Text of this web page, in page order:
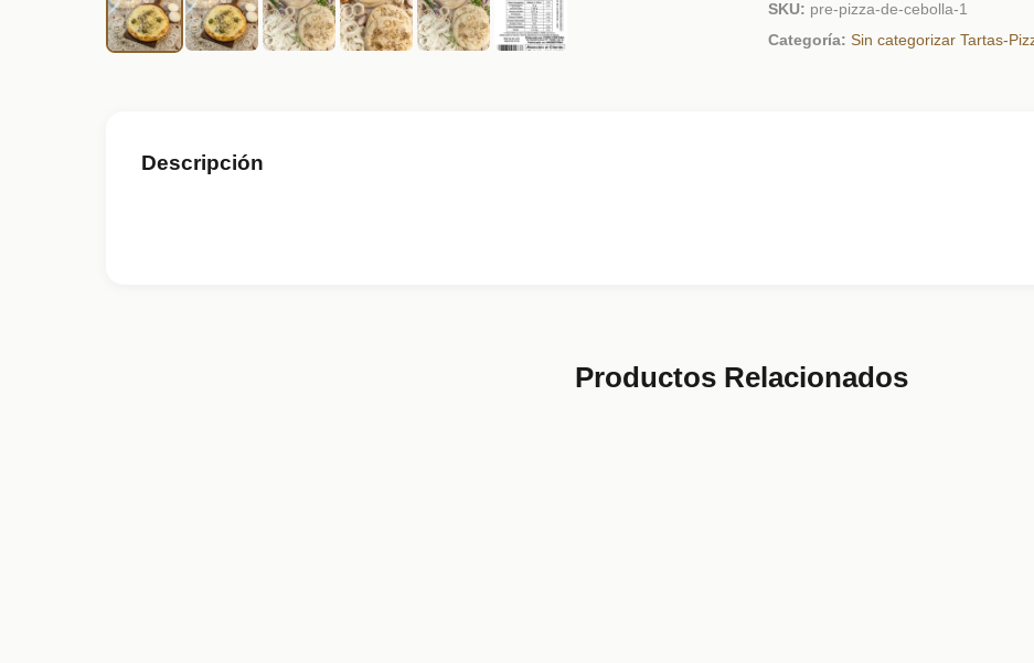
SKU: pre-pizza-de-cebolla-1
Categoría: Sin categorizar Tartas-
Descripción
Productos Relacionados